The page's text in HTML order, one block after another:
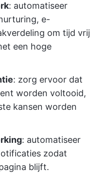
: automatiseer
e-
om tijd vrij
een hoge
: zorg ervoor dat
worden voltooid,
kansen worden
: automatiseer
zodat
blijft.